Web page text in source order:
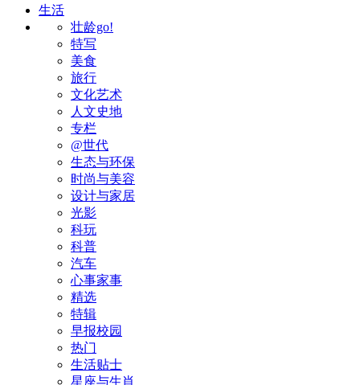
生活
壮龄go!
特写
美食
旅行
文化艺术
人文史地
专栏
@世代
生态与环保
时尚与美容
设计与家居
光影
科玩
科普
汽车
心事家事
精选
特辑
早报校园
热门
生活贴士
星座与生肖